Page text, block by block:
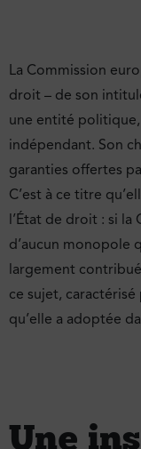
La Commission
droit – de son
une entité
indépendant. Son
garanties offertes
C’est à ce titre
l’État de droit : si
d’aucun monopole
largement
ce sujet,
qu’elle a adoptée
Une